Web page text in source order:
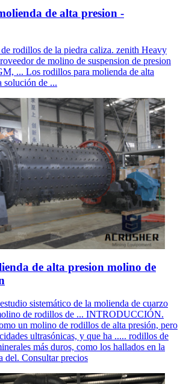
de alta presion -
rodillos de la piedra caliza. zenith Heavy
de molino de suspension de presion
... Los rodillos para molienda de alta
solución de ...
de alta presion molino de
sistemático de la molienda de cuarzo
de rodillos de ... INTRODUCCIÓN.
un molino de rodillos de alta presión, pero
ultrasónicas, y que ha ..... rodillos de
más duros, como los hallados en la
del. Consultar precios